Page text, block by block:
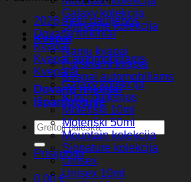
Galaxy kolekcija
Signature kolekcija
Kvapai
Namų kvapai
Purškiami kvapai
Kvapai automobiliams
Dovanų rinkiniai
Išparduotuvė
Ieškoti:
Prisijungti
0,00 €
2026 metų naujienos
Dovanų rinkiniai
Kvapai
Kvapai automobiliams
Kvepalai
Galaxy kolekcija
Kūno dulksnos
Moteriški 10ml
Moteriški 50ml
Mountain kolekcija
Signature kolekcija
Unisex
Unisex 10ml